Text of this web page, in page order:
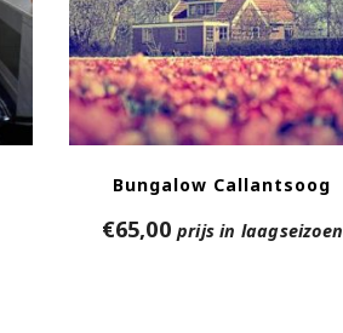
Bungalow Callantsoog
€65,00 prijs in laagseizoen